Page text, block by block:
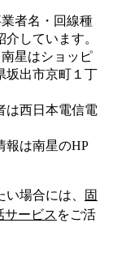
者名・回線種
しています。
南星はショッピ
坂出市京町１丁
は西日本電信電
報は南星のHP
い場合には、
固
サービス をご活